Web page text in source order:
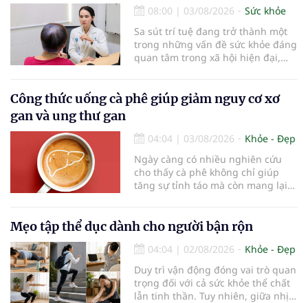
Đô đưa vào hoạt động ngày 1/8.
08:00 | 03/08/2026
Sức khỏe
Sa sút trí tuệ đang trở thành một
trong những vấn đề sức khỏe đáng
quan tâm trong xã hội hiện đại,
triệu người trên thế giới đang
sống chung với bệnh, trong đó
70% trường hợp.
Công thức uống cà phê giúp giảm nguy cơ xơ
gan và ung thư gan
04:04 | 03/08/2026
Khỏe - Đẹp
Ngày càng có nhiều nghiên cứu
cho thấy cà phê không chỉ giúp
tăng sự tỉnh táo mà còn mang lại
đóng vai trò lọc độc tố, chuyển hóa
thuốc và dự trữ nhiều vitamin,
khoáng chất thiết yếu nhưng cũng
rất dễ bị tổn thương…
Mẹo tập thể dục dành cho người bận rộn
04:04 | 02/08/2026
Khỏe - Đẹp
Duy trì vận động đóng vai trò quan
trọng đối với cả sức khỏe thể chất
lẫn tinh thần. Tuy nhiên, giữa nhịp